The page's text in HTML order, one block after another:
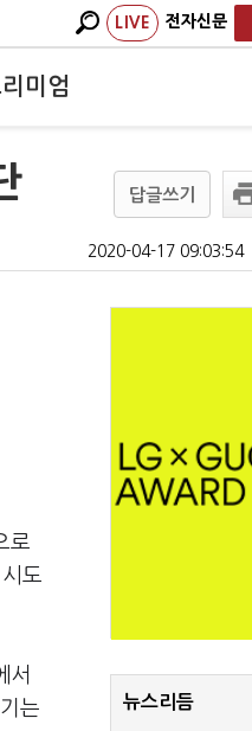
LIVE 전자신문
미엄
답글쓰기
2020-04-17 09:03:54
로
도
서
는
뉴스리듬